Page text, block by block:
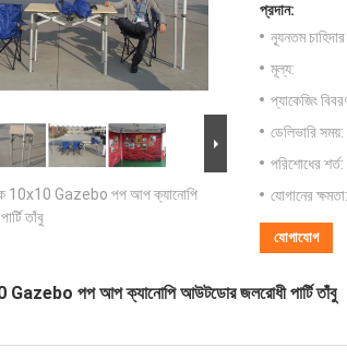
10x10 Gazebo পপ আপ ক্যানোপি
তাঁবু
প্রদান:
ন্যূনতম চাহিদার
মূল্য:
প্যাকেজিং
ডেলিভারি সময়:
পরিশোধের শর্ত:
যোগানের ক্ষমতা:
যোগাযোগ
Gazebo পপ আপ ক্যানোপি আউটডোর জলরোধী পার্টি তাঁবু